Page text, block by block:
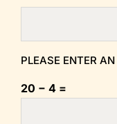
PLEASE ENTER
20 − 4 =